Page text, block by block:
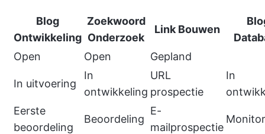
Blog
Ontwikkeling
Zoekwoord
Onderzoek
Link Bouwen
Open
Open Gepland
In uitvoering
In
ontwikkeling
URL
prospectie
In
Eerste
beoordeling
Beoordeling
E-
mailprospectie